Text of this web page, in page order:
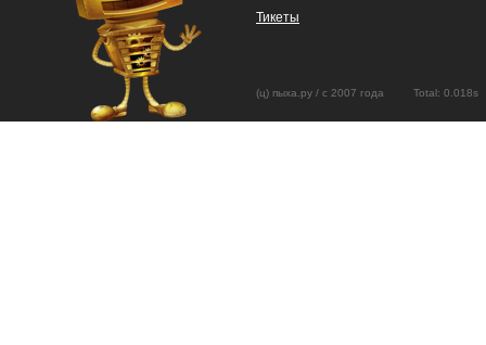
Тикеты
(ц) пыха.ру / с 2007 года Total: